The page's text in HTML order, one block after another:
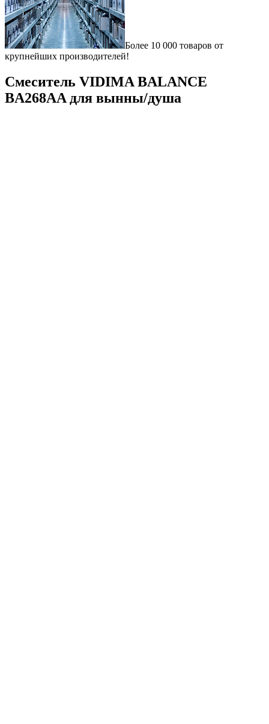
Более 10 000 товаров от
крупнейших производителей!
Смеситель VIDIMA BALANCE
BA268AA для вынны/душа